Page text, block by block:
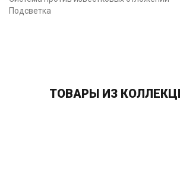
Подсветка
ТОВАРЫ ИЗ